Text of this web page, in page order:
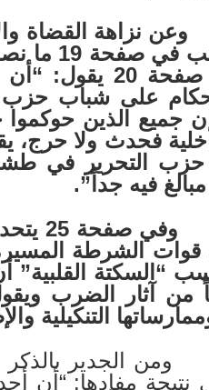
يقول
بها” وفي
على شباب حزب
جميع الذين
التحرير في
مبالغ فيه جداً”.
عن مقتل فرهود عثمانوف
الشرطة
“السكتة القلبية”
التنكيلية
بالذكر أن